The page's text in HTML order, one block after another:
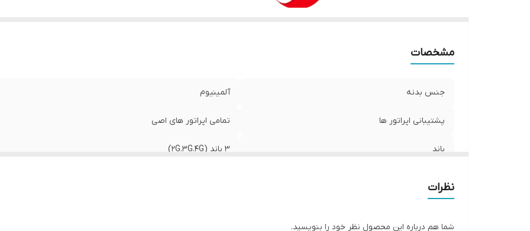
مشخصات
جنس بدنه آلمینیوم
پشتیبانی اپراتور ها تمامی اپراتور های اصی
باند 3 باند (2G.3G.4G)
نظرات
شما هم درباره این محصول نظر خود را بنویسید.